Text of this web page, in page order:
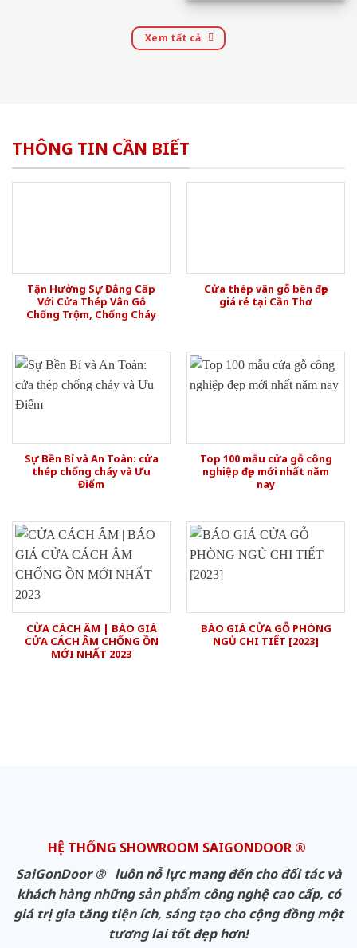
Xem tất cả
THÔNG TIN CẦN BIẾT
Tận Hưởng Sự Đẳng Cấp
Với Cửa Thép Vân Gỗ
Chống Trộm, Chống Cháy
Cửa thép vân gỗ bền đẹp
giá rẻ tại Cần Thơ
Sự Bền Bỉ và An Toàn: cửa
thép chống cháy và Ưu
Điểm
Top 100 mẫu cửa gỗ công
nghiệp đẹp mới nhất năm
nay
CỬA CÁCH ÂM | BÁO GIÁ
CỬA CÁCH ÂM CHỐNG ỒN
MỚI NHẤT 2023
BÁO GIÁ CỬA GỖ PHÒNG
NGỦ CHI TIẾT [2023]
HỆ THỐNG SHOWROOM SAIGONDOOR ®
SaiGonDoor ® luôn nỗ lực mang đến cho đối tác và
khách hàng những sản phẩm công nghệ cao cấp, có
giá trị gia tăng tiện ích, sáng tạo cho cộng đồng một
tương lai tốt đẹp hơn!